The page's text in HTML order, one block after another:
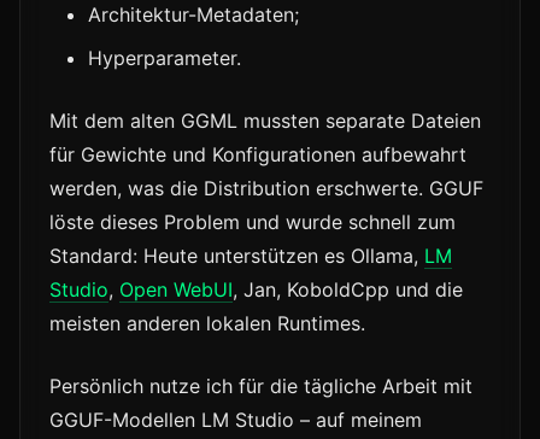
Architektur-Metadaten;
Hyperparameter.
Mit dem alten GGML mussten separate Dateien
für Gewichte und Konfigurationen aufbewahrt
werden, was die Distribution erschwerte. GGUF
löste dieses Problem und wurde schnell zum
Standard: Heute unterstützen es Ollama, LM
Studio, Open WebUI, Jan, KoboldCpp und die
meisten anderen lokalen Runtimes.
Persönlich nutze ich für die tägliche Arbeit mit
GGUF-Modellen LM Studio – auf meinem